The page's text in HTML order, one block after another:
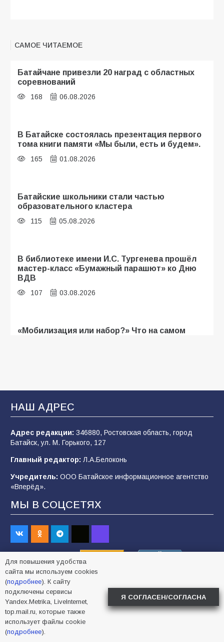
САМОЕ ЧИТАЕМОЕ
Батайчане привезли 20 наград с областных
соревнований
168 06.08.2026
В Батайске состоялась презентация первого
тома книги памяти «Мы были, есть и будем».
165 01.08.2026
Батайские школьники стали частью
образовательного кластера
115 05.08.2026
В библиотеке имени И.С. Тургенева прошёл
мастер-класс «Бумажный парашют» ко Дню
ВДВ
107 03.08.2026
«Мобилизация или набор?» Что на самом
В Батайске продолжаются дорожные работы
103 04.08.2026
после выборов: в Госдуме дали ответ
103 06.08.2026
В детском саду № 35 дети освоили
строительные профессии в ходе
спортивного праздника
88 07.08.2026
«Слухами Москву не возьмёшь»: почему
заявления Киева о мобилизации — это
отчаяние, а не разведка
83 02.08.2026
НАШ АДРЕС
Адрес редакции: 346880, Ростовская область, город
Батайск, ул. М. Горького, 127
Главный редактор: Л.А.Белоконь
Учредитель: ООО Батайское информационное агентство
«Вперёд».
МЫ В СОЦСЕТЯХ
СВЯЖИТЕСЬ С НАМИ
Телефон редакции: (863)545-07-33,5-91-32
Эл. почта:vpered-bataysk@mail.ru
Отдел рекламы и объявлений:
Для повышения удобства
сайта мы используем cookies
(подробнее). К сайту
подключены сервисы
Yandex.Metrika, LiveInternet,
top.mail.ru, которые также
использует файлы cookie
(подробнее).
Я СОГЛАСЕН/СОГЛАСНА